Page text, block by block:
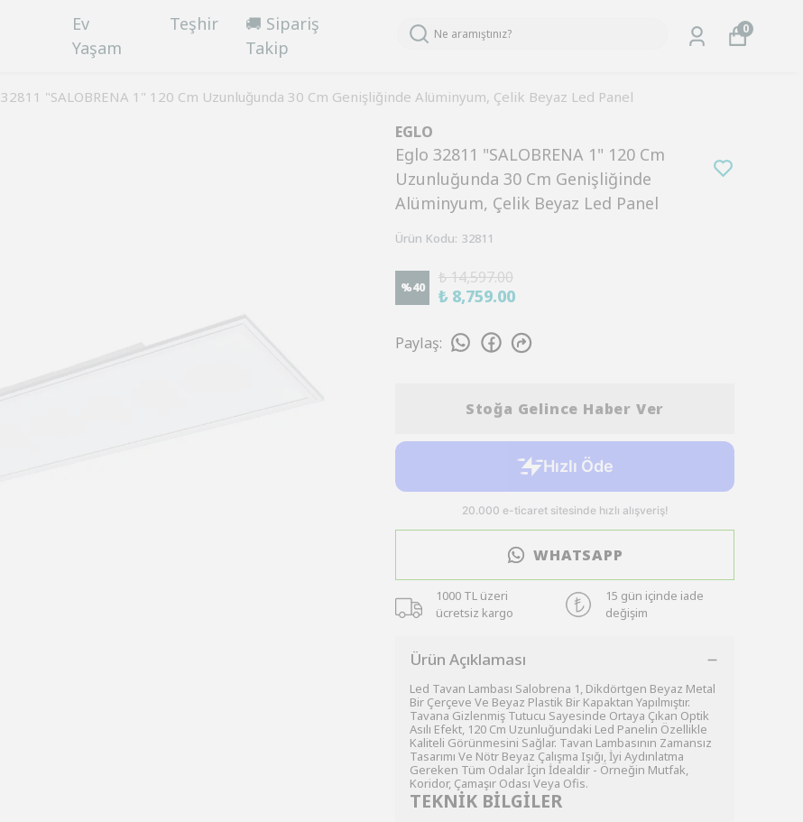
Ev
Yaşam
Teşhir
🚚 Sipariş
Takip
0
"SALOBRENA 1" 120 Cm Uzunluğunda 30 Cm Genişliğinde Alüminyum, Çelik Beyaz Led Panel
EGLO
Eglo 32811 "SALOBRENA 1" 120 Cm
Uzunluğunda 30 Cm Genişliğinde
Alüminyum, Çelik Beyaz Led Panel
Ürün Kodu: 32811
%40
₺ 14,597.00
₺ 8,759.00
Paylaş:
Stoğa Gelince Haber Ver
WHATSAPP
1000 TL üzeri
ücretsiz kargo
15 gün içinde iade
değişim
Ürün Açıklaması
Led Tavan Lambası Salobrena 1, Dikdörtgen Beyaz Metal
Bir Çerçeve Ve Beyaz Plastik Bir Kapaktan Yapılmıştır.
Tavana Gizlenmiş Tutucu Sayesinde Ortaya Çıkan Optik
Asılı Efekt, 120 Cm Uzunluğundaki Led Panelin Özellikle
Kaliteli Görünmesini Sağlar. Tavan Lambasının Zamansız
Tasarımı Ve Nötr Beyaz Çalışma Işığı, İyi Aydınlatma
Gereken Tüm Odalar İçin İdealdir - Örneğin Mutfak,
Koridor, Çamaşır Odası Veya Ofis.
TEKNİK BİLGİLER